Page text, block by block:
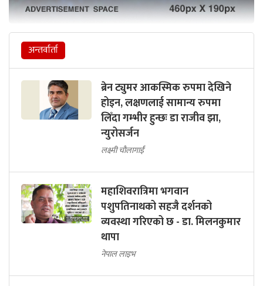
अन्तर्वार्ता
ब्रेन ट्युमर आकस्मिक रुपमा देखिने
होइन, लक्षणलाई सामान्य रुपमा
लिँदा गम्भीर हुन्छः डा राजीव झा,
न्युरोसर्जन
लक्ष्मी चौलागाईं
महाशिवरात्रिमा भगवान
पशुपतिनाथको सहजै दर्शनको
व्यवस्था गरिएको छ - डा. मिलनकुमार
थापा
नेपाल लाइभ